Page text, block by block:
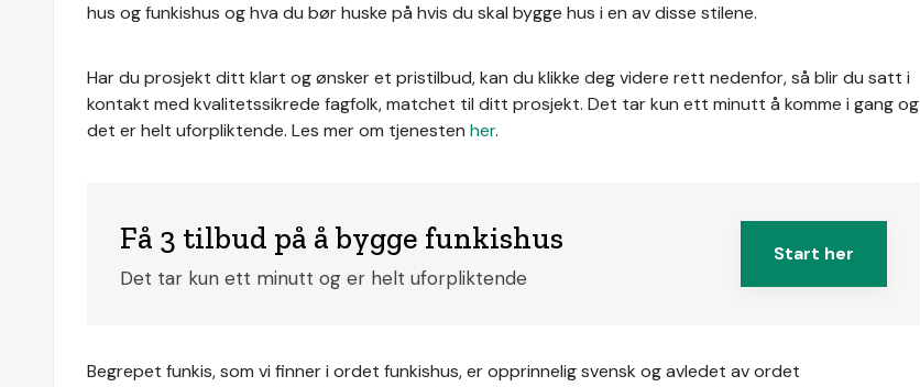
hus og funkishus og hva du bør huske på hvis du skal bygge hus i en av disse stilene.
Har du prosjekt ditt klart og ønsker et pristilbud, kan du klikke deg videre rett nedenfor, så blir du satt i
kontakt med kvalitetssikrede fagfolk, matchet til ditt prosjekt. Det tar kun ett minutt å komme i gang og
det er helt uforpliktende. Les mer om tjenesten her.
Få 3 tilbud på å bygge funkishus
Det tar kun ett minutt og er helt uforpliktende
Start her
Begrepet funkis, som vi finner i ordet funkishus, er opprinnelig svensk og avledet av ordet